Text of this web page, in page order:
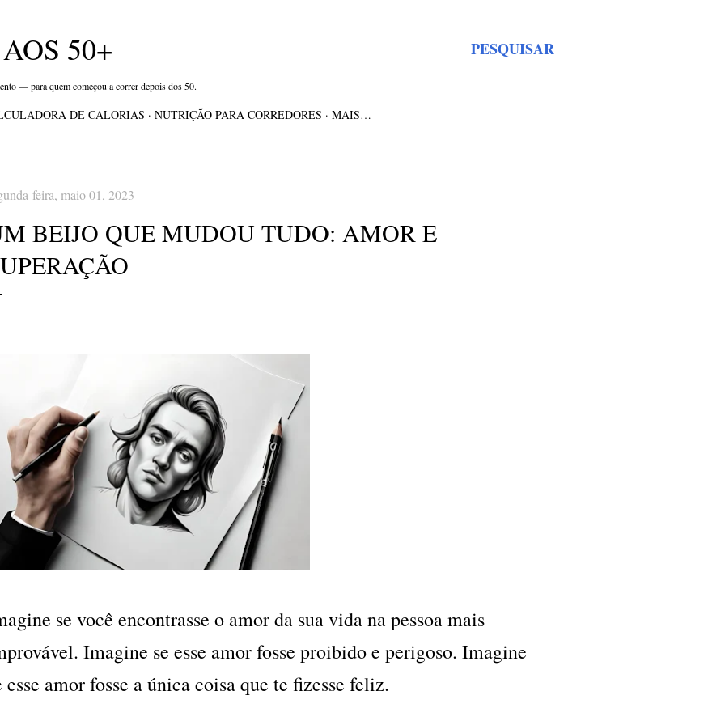
PESQUISAR
50+
— para quem começou a correr depois dos 50.
DE CALORIAS NUTRIÇÃO PARA CORREDORES MAIS…
feira, maio 01, 2023
BEIJO QUE MUDOU TUDO: AMOR E
se você encontrasse o amor da sua vida na pessoa mais
Imagine se esse amor fosse proibido e perigoso. Imagine
esse amor fosse a única coisa que te fizesse feliz.